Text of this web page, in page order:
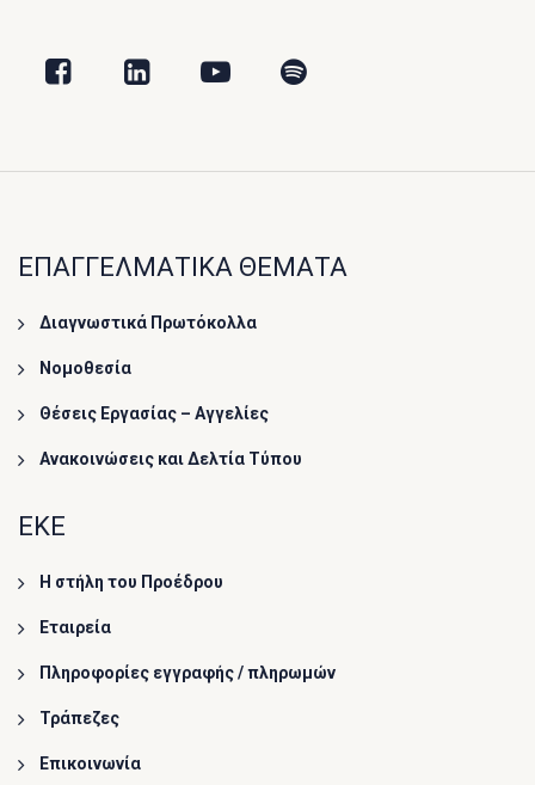
ΕΠΑΓΓΕΛΜΑΤΙΚΑ ΘΕΜΑΤΑ
Διαγνωστικά Πρωτόκολλα
Νομοθεσία
Θέσεις Εργασίας – Αγγελίες
Ανακοινώσεις και Δελτία Τύπου
ΕΚΕ
Η στήλη του Προέδρου
Εταιρεία
Πληροφορίες εγγραφής / πληρωμών
Τράπεζες
Επικοινωνία